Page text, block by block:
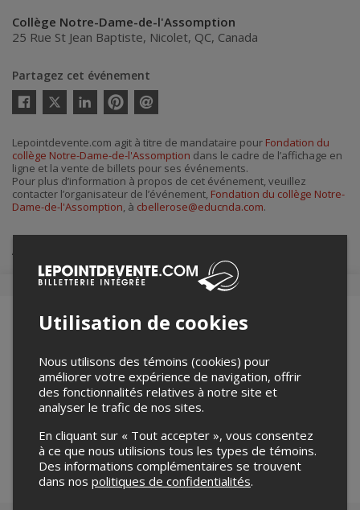
Collège Notre-Dame-de-l'Assomption
25 Rue St Jean Baptiste, Nicolet, QC, Canada
Partagez cet événement
Twitter
courriel
Lepointdevente.com agit à titre de mandataire pour Fondation du
collège Notre-Dame-de-l'Assomption dans le cadre de l’affichage en
ligne et la vente de billets pour ses événements.
Pour plus d’information à propos de cet événement, veuillez
contacter l’organisateur de l’événement, Fondation du collège Notre-
Dame-de-l'Assomption, à cbellerose@educnda.com.
Achat de billets
Merci de confirmer que vous n'êtes pas un robot ci-
bas.
Utilisation de cookies
Nous utilisons des témoins (cookies) pour
améliorer votre expérience de navigation, offrir
des fonctionnalités relatives à notre site et
analyser le trafic de nos sites.
En cliquant sur « Tout accepter », vous consentez
à ce que nous utilisions tous les types de témoins.
Des informations complémentaires se trouvent
dans nos politiques de confidentialités.